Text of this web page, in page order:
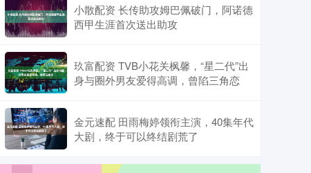
小散配资 长传助攻姆巴佩破门，阿诺德
西甲生涯首次送出助攻
玖富配资 TVB小花关枫馨，“星二代”出
身与圈外男友爱得高调，曾陷三角恋
金元速配 田雨梅婷领衔主演，40集年代
大剧，终于可以终结剧荒了